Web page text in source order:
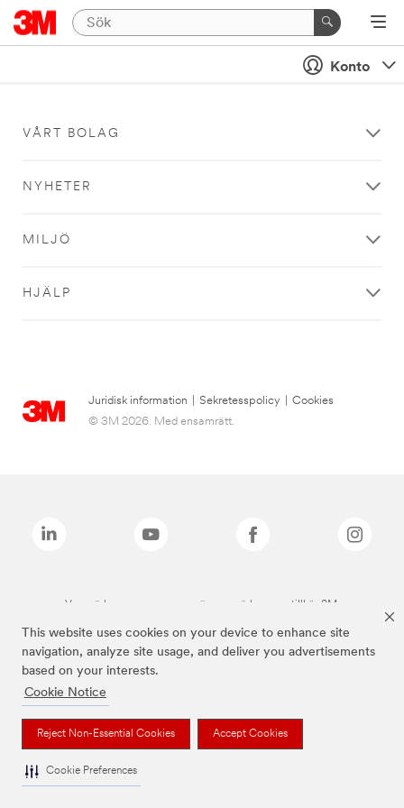
This website uses cookies on your device to enhance site
navigation, analyze site usage, and deliver you advertisements
based on your interests.
Cookie Notice
Reject Non-Essential Cookies Accept Cookies
Cookie Preferences
Konto
VÅRT BOLAG
NYHETER
MILJÖ
HJÄLP
Juridisk information Sekretesspolicy
Cookies
© 3M 2026. Med ensamrätt.
Varumärken som anges ovan är varumärken som tillhör 3M.